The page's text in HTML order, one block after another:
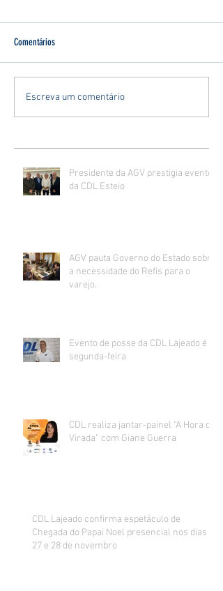
Comentários
Escreva um comentário
Presidente da AGV prestigia evento
da CDL Esteio
AGV pauta Governo do Estado sobre
a necessidade do Refis para o
varejo.
Evento de posse da CDL Lajeado é
segunda-feira
CDL realiza jantar-painel “A Hora da
Virada” com Giane Guerra
CDL Lajeado confirma espetáculo de
Chegada do Papai Noel presencial nos dias
27 e 28 de novembro